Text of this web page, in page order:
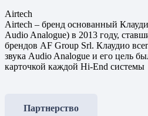
Airtech
Airtech – бренд основанный
Audio Analogue) в 2013 году,
брендов AF Group Srl. Клаудио
звука Audio Analogue и его цель
карточкой каждой Hi-End системы
Партнерство